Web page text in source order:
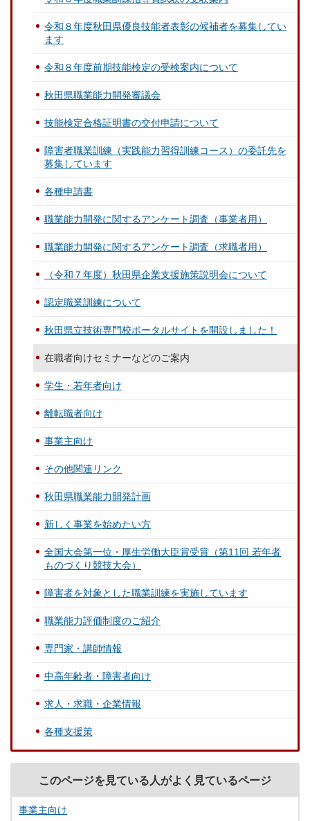
令和８年度秋田県優良技能者表彰の候補者を募集してい
ます
令和８年度前期技能検定の受検案内について
秋田県職業能力開発審議会
技能検定合格証明書の交付申請について
障害者職業訓練（実践能力習得訓練コース）の委託先を
募集しています
各種申請書
職業能力開発に関するアンケート調査（事業者用）
職業能力開発に関するアンケート調査（求職者用）
（令和７年度）秋田県企業支援施策説明会について
認定職業訓練について
秋田県立技術専門校ポータルサイトを開設しました！
在職者向けセミナーなどのご案内
学生・若年者向け
離転職者向け
事業主向け
その他関連リンク
秋田県職業能力開発計画
新しく事業を始めたい方
全国大会第一位・厚生労働大臣賞受賞（第11回 若年者
ものづくり競技大会）
障害者を対象とした職業訓練を実施しています
職業能力評価制度のご紹介
専門家・講師情報
中高年齢者・障害者向け
求人・求職・企業情報
各種支援策
このページを見ている人がよく見ているページ
事業主向け